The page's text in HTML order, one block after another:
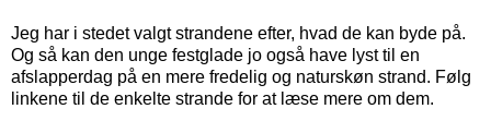
Jeg har i stedet valgt strandene efter, hvad de kan byde på.
Og så kan den unge festglade jo også have lyst til en
afslapperdag på en mere fredelig og naturskøn strand. Følg
linkene til de enkelte strande for at læse mere om dem.